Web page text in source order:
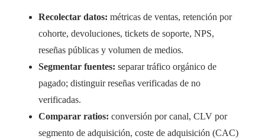
Recolectar datos: métricas de ventas, retención por
cohorte, devoluciones, tickets de soporte, NPS,
reseñas públicas y volumen de medios.
Segmentar fuentes: separar tráfico orgánico de
pagado; distinguir reseñas verificadas de no
verificadas.
Comparar ratios: conversión por canal, CLV por
segmento de adquisición, coste de adquisición (CAC)